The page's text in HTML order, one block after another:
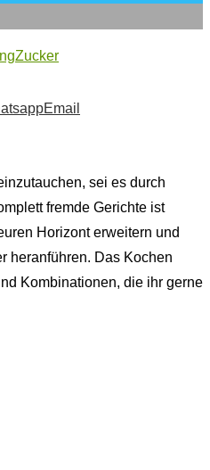
Zucker
Email
sei es durch
fremde Gerichte ist
Horizont erweitern und
heranführen. Das Kochen
Kombinationen, die ihr gerne